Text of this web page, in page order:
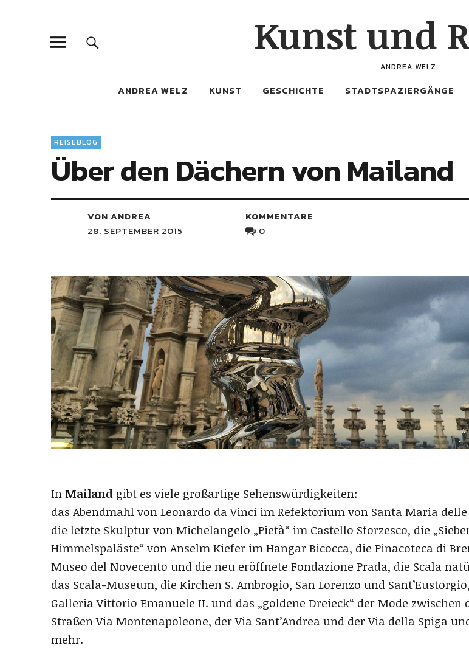
Kunst und
ANDREA WELZ
ANDREA WELZ KUNST GESCHICHTE STADTSPAZIERGÄNGE
REISEBLOG
Über den Dächern von Mailand
VON ANDREA
28. SEPTEMBER 2015
KOMMENTARE
0
InMailand gibt es viele großartige Sehenswürdigkeiten:
das Abendmahl von Leonardo da Vinci im Refektorium von Santa Maria delle
die letzte Skulptur von Michelangelo „Pietà“ im Castello Sforzesco, die
Himmelspaläste“ von Anselm Kiefer im Hangar Bicocca, die Pinacoteca di
Museo del Novecento und die neu eröffnete Fondazione Prada, die Scala
das Scala-Museum, die Kirchen S. Ambrogio, San Lorenzo und
Galleria Vittorio Emanuele II. und das „goldene Dreieck“ der Mode zwischen
Straßen Via Montenapoleone, der Via Sant’Andrea und der Via della Spiga
mehr.